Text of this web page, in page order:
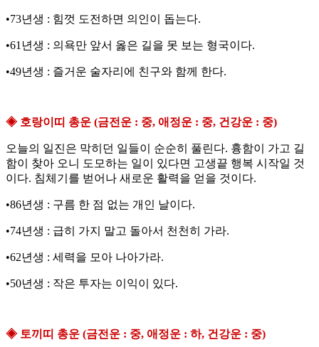
•73년생 : 힘껏 도전하면 의인이 돕는다.
•61년생 : 의욕만 앞서 옳은 길을 못 보는 형국이다.
•49년생 : 즐거운 술자리에 친구와 함께 한다.
◈ 호랑이띠 총운 (금전운 : 중, 애정운 : 중, 건강운 : 중)
오늘의 일진은 막히던 일들이 순순히 풀린다. 흉함이 가고 길
함이 찾아 오니 도모하는 일이 있다면 고생끝 행복 시작일 것
이다. 침체기를 벋어나 새로운 활력을 얻을 것이다.
•86년생 : 구름 한 점 없는 개인 날이다.
•74년생 : 급히 가지 말고 돌아서 천천히 가라.
•62년생 : 세력을 모아 나아가라.
•50년생 : 작은 투자는 이익이 있다.
◈ 토끼띠 총운 (금전운 : 중, 애정운 : 하, 건강운 : 중)